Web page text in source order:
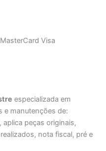
Visa
especializada em
e manutenções de:
peças originais,
nota fiscal, pré e